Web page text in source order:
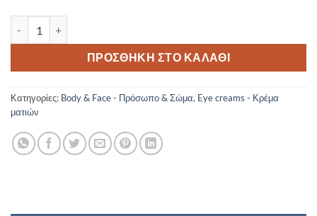
ΠΡΟΣΘΉΚΗ ΣΤΟ ΚΑΛΆΘΙ
Κατηγορίες: Body & Face - Πρόσωπο & Σώμα, Eye creams - Κρέμα
ματιών